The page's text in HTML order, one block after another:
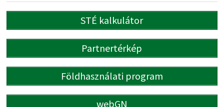
STÉ kalkulátor
Partnertérkép
Földhasználati program
webGN